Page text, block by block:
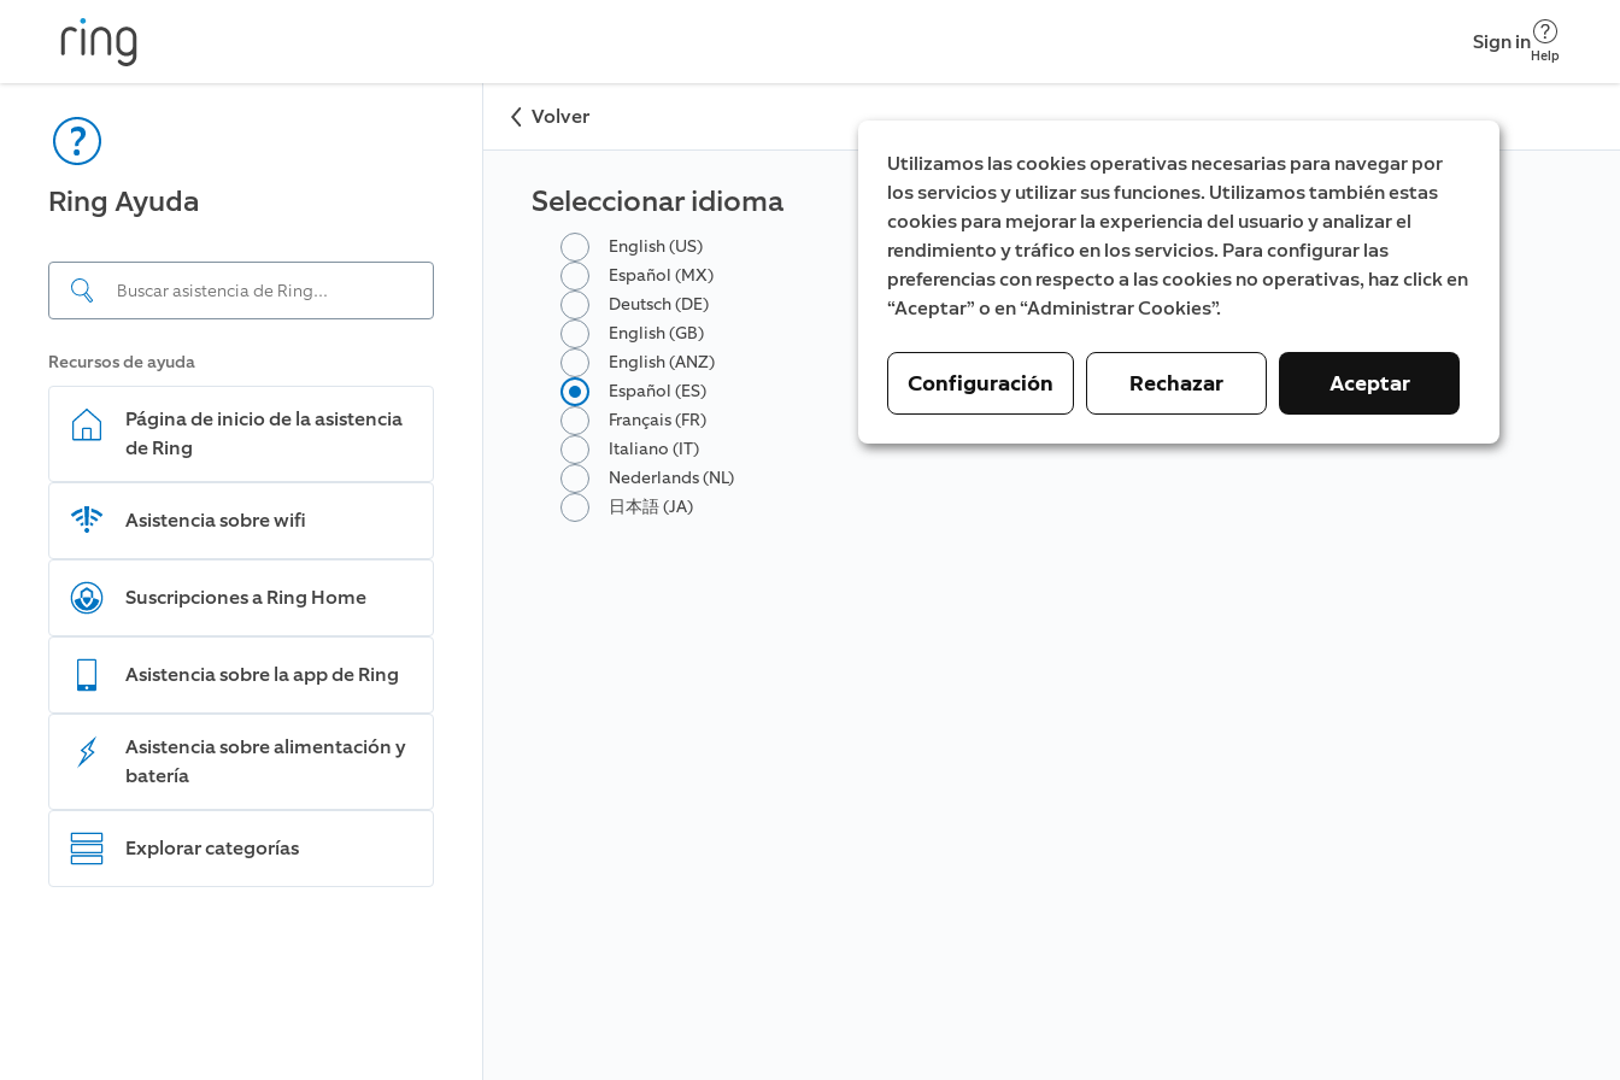
Sign in
Help
Ring Ayuda
Recursos de ayuda
Página de inicio de la asistencia
de Ring
Asistencia sobre wifi
Suscripciones a Ring Home
Asistencia sobre la app de Ring
Asistencia sobre alimentación y
batería
Explorar categorías
Volver
Seleccionar idioma
English (US)
Español (MX)
Deutsch (DE)
English (GB)
English (ANZ)
Español (ES)
Français (FR)
Italiano (IT)
Nederlands (NL)
日本語 (JA)
Utilizamos las cookies operativas necesarias para navegar por
los servicios y utilizar sus funciones. Utilizamos también estas
cookies para mejorar la experiencia del usuario y analizar el
rendimiento y tráfico en los servicios. Para configurar las
preferencias con respecto a las cookies no operativas, haz click en
“Aceptar” o en “Administrar Cookies”.
Configuración Rechazar Aceptar